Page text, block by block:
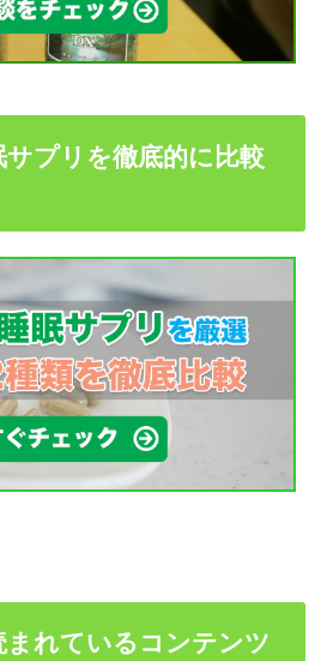
プリを徹底的に比較
まれているコンテンツ